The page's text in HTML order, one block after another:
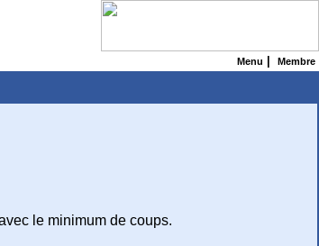
Menu Membre
le minimum de coups.